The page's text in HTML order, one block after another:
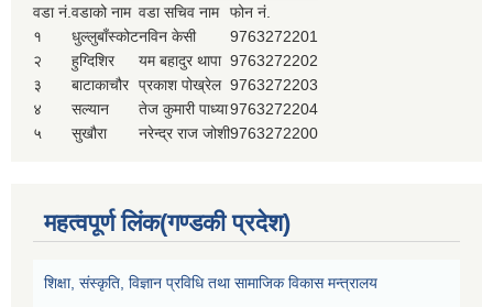
वडा नं. वडाको नाम वडा सचिव नाम
फोन नं.
१
धुल्लुबाँस्कोटनविन केसी
9763272201
२
हुग्दिशिर यम बहादुर थापा 9763272202
३
बाटाकाचौर प्रकाश पोख्रेल 9763272203
४
सल्यान तेज कुमारी पाध्या9763272204
५
सुखौरा नरेन्द्र राज जोशी9763272200
महत्वपूर्ण लिंक(गण्डकी प्रदेश)
शिक्षा, संस्कृति, विज्ञान प्रविधि तथा सामाजिक विकास मन्त्रालय